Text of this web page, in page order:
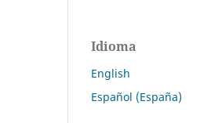
Idioma
English
Español (España)